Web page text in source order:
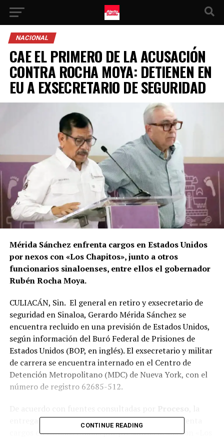
NACIONAL
CAE EL PRIMERO DE LA ACUSACIÓN
CONTRA ROCHA MOYA: DETIENEN EN
EU A EXSECRETARIO DE SEGURIDAD
Mérida Sánchez enfrenta cargos en Estados Unidos
por nexos con «Los Chapitos», junto a otros
funcionarios sinaloenses, entre ellos el gobernador
Rubén Rocha Moya.
CULIACÁN, Sin. El general en retiro y exsecretario de
seguridad en Sinaloa, Gerardo Mérida Sánchez se
encuentra recluido en una previsión de Estados Unidos,
según información del Buró Federal de Prisiones de
Estados Unidos (BOP, en inglés). El exsecretario y militar
de carrera se encuentra internado en el Centro de
Detención Metropolitano (MDC) de Nueva York, con el
número de registro 62685-512.
entrega ocurrió el lunes 11. Mérida Sánchez enfrenta
cargos en Estados Unidos por presuntos nexos con «Los
CONTINUE READING